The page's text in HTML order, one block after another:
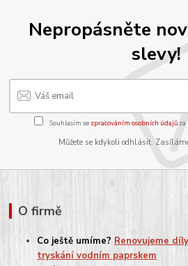
Nepropásněte
slevy!
Souhlasím se zpracováním osobních údajůza
Můžete se kdykoli odhlásit.
O firmě
Co ještě umíme? Renovujeme
tryskání vodním paprskem